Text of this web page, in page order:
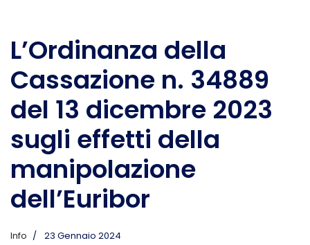
L’Ordinanza della
Cassazione n. 34889
del 13 dicembre 2023
sugli effetti della
manipolazione
dell’Euribor
Info 23 Gennaio 2024